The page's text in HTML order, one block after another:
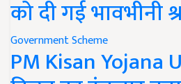
को दी गई भावभीनी
Government Scheme
PM Kisan Yojana